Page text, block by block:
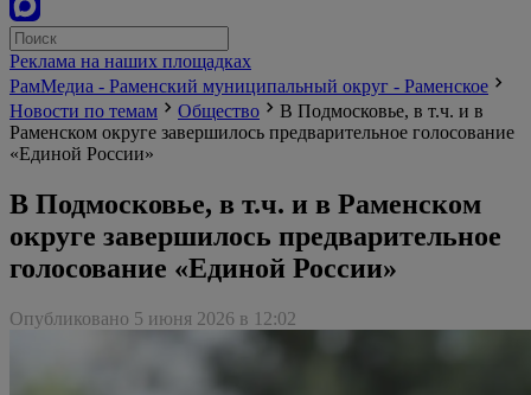
Реклама на наших площадках
РамМедиа - Раменский муниципальный округ - Раменское
Новости по темам
Общество
В Подмосковье, в т.ч. и в
Раменском округе завершилось предварительное голосование
«Единой России»
В Подмосковье, в т.ч. и в Раменском
округе завершилось предварительное
голосование «Единой России»
Опубликовано 5 июня 2026 в 12:02